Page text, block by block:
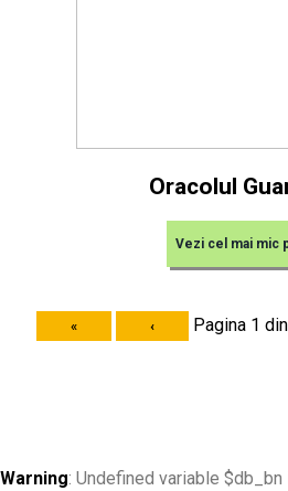
Oracolul
Vezi cel mai mic
« ‹ Pagina 1
Warning: Undefined variable $db_bn